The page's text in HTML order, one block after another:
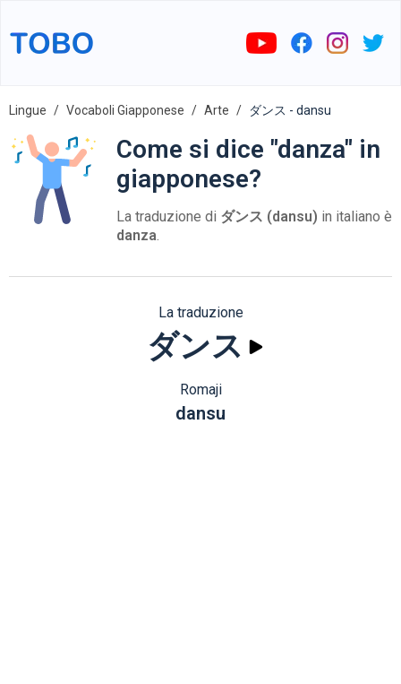
Lingue Vocaboli Giapponese Arte ダンス - dansu
Come si dice "danza" in
giapponese?
La traduzione di ダンス (dansu) in italiano è
danza.
La traduzione
ダンス
Romaji
dansu